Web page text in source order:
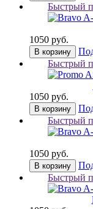
Быстрый
1050 руб.
В корзину
Быстрый
1050 руб.
В корзину
Быстрый
1050 руб.
В корзину
Быстрый